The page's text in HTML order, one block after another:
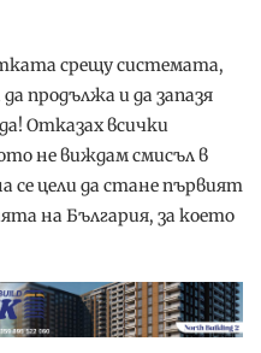
срещу системата,
продължа и да запазя
Отказах всички
не виждам смисъл в
се цели да стане първият
на България, за което